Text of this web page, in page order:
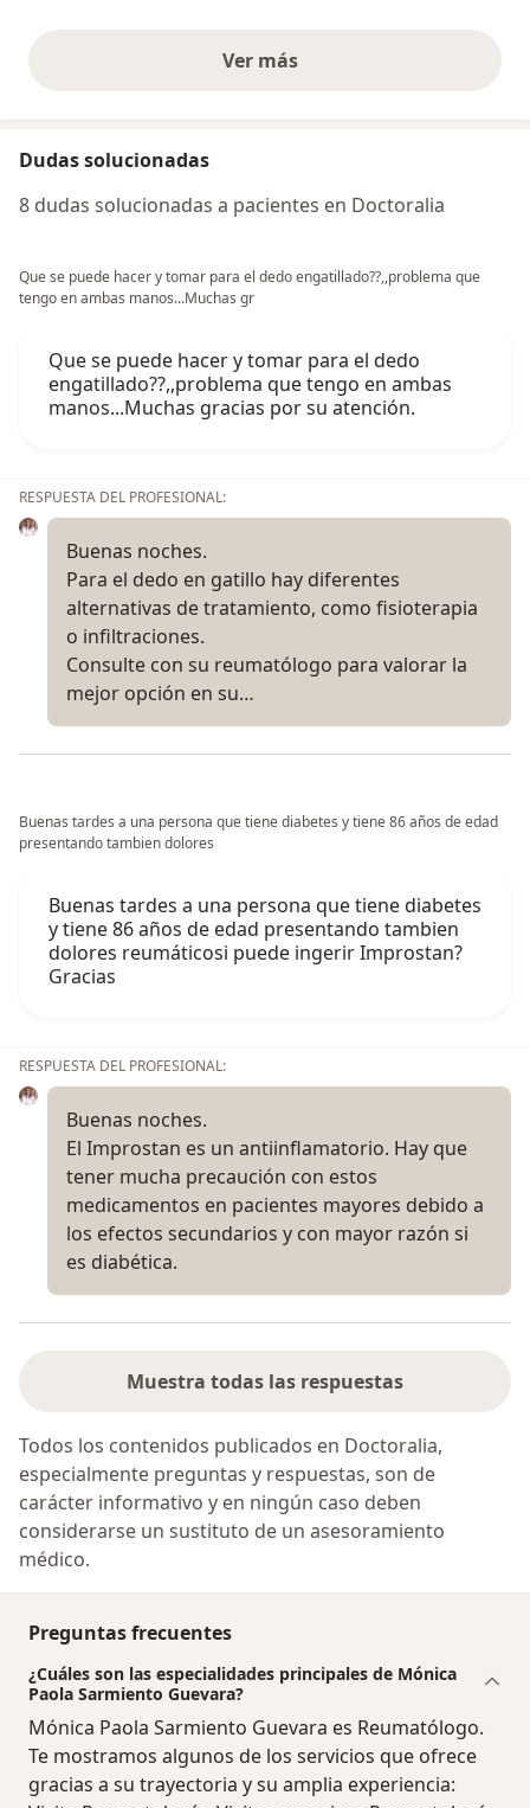
Ver másopiniones anteriores
Dudas solucionadas
8 dudas solucionadas a pacientes en Doctoralia
Que se puede hacer y tomar para el dedo engatillado??,,problema que
tengo en ambas manos...Muchas gr
Que se puede hacer y tomar para el dedo
engatillado??,,problema que tengo en ambas
manos...Muchas gracias por su atención.
RESPUESTA DEL PROFESIONAL:
Buenas noches.
Para el dedo en gatillo hay diferentes
alternativas de tratamiento, como fisioterapia
o infiltraciones.
Consulte con su reumatólogo para valorar la
mejor opción en su…
Buenas tardes a una persona que tiene diabetes y tiene 86 años de edad
presentando tambien dolores
Buenas tardes a una persona que tiene diabetes
y tiene 86 años de edad presentando tambien
dolores reumáticosi puede ingerir Improstan?
Gracias
RESPUESTA DEL PROFESIONAL:
Buenas noches.
El Improstan es un antiinflamatorio. Hay que
tener mucha precaución con estos
medicamentos en pacientes mayores debido a
los efectos secundarios y con mayor razón si
es diabética.
Muestra todas las respuestas
Todos los contenidos publicados en Doctoralia,
especialmente preguntas y respuestas, son de
carácter informativo y en ningún caso deben
considerarse un sustituto de un asesoramiento
médico.
Preguntas frecuentes
¿Cuáles son las especialidades principales de Mónica
Paola Sarmiento Guevara?
Mónica Paola Sarmiento Guevara es Reumatólogo.
Te mostramos algunos de los servicios que ofrece
gracias a su trayectoria y su amplia experiencia: